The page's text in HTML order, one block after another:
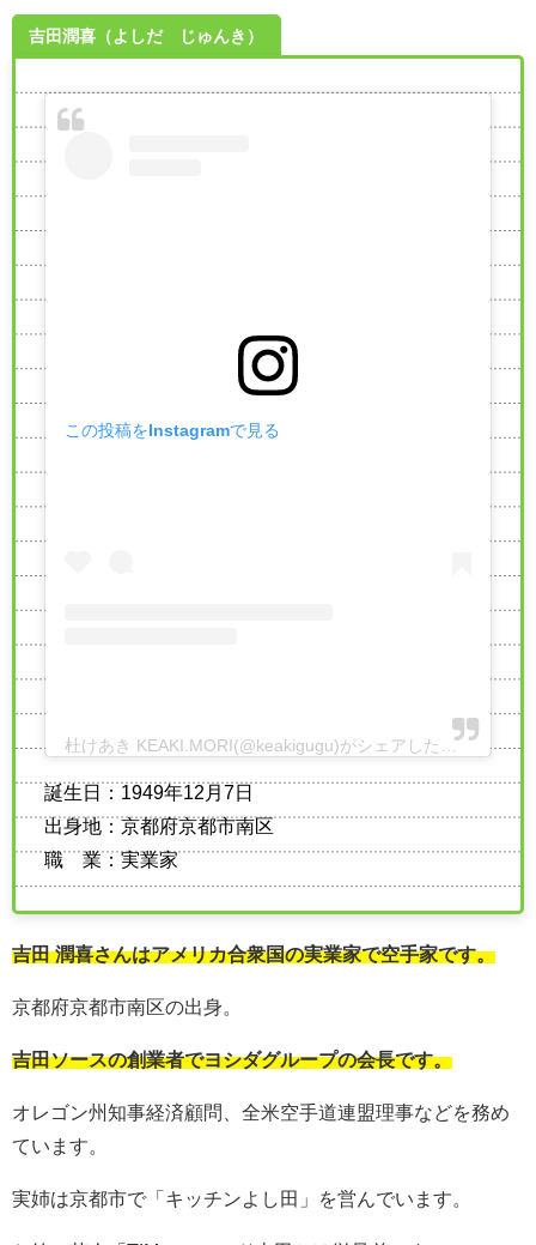
吉田潤喜（よしだ じゅんき）
この投稿をInstagramで見る
杜けあき KEAKI.MORI(@keakigugu)がシェアした投稿 - 2019
誕生日：1949年12月7日
出身地：京都府京都市南区
職 業：実業家
吉田 潤喜さんはアメリカ合衆国の実業家で空手家です。
京都府京都市南区の出身。
吉田ソースの創業者でヨシダグループの会長です。
オレゴン州知事経済顧問、全米空手道連盟理事などを務め
ています。
実姉は京都市で「キッチンよし田」を営んでいます。